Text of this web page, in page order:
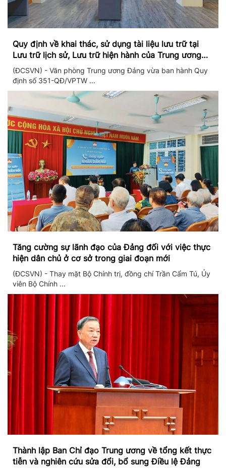
Quy định về khai thác, sử dụng tài liệu lưu trữ tại
Lưu trữ lịch sử, Lưu trữ hiện hành của Trung ương
Đảng và Văn phòng Trung ương Đảng
(ĐCSVN) - Văn phòng Trung ương Đảng vừa ban hành Quy
định số 351-QĐ/VPTW ...
Tăng cường sự lãnh đạo của Đảng đối với việc thực
hiện dân chủ ở cơ sở trong giai đoạn mới
(ĐCSVN) - Thay mặt Bộ Chính trị, đồng chí Trần Cẩm Tú, Ủy
viên Bộ Chính ...
Thành lập Ban Chỉ đạo Trung ương về tổng kết thực
tiễn và nghiên cứu sửa đổi, bổ sung Điều lệ Đảng